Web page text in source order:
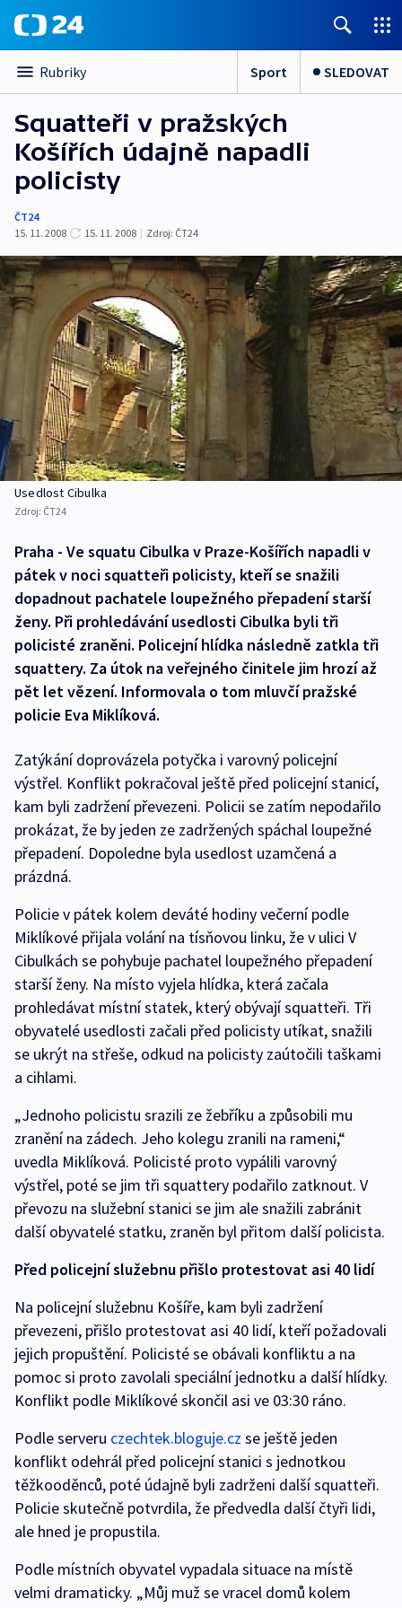
Rubriky Sport SLEDOVAT
Squatteři v pražských
Košířích údajně napadli
policisty
ČT24
15. 11. 2008
15. 11. 2008 | Zdroj: ČT24
Usedlost Cibulka
Zdroj: ČT24
Praha - Ve squatu Cibulka v Praze-Košířích napadli v
pátek v noci squatteři policisty, kteří se snažili
dopadnout pachatele loupežného přepadení starší
ženy. Při prohledávání usedlosti Cibulka byli tři
policisté zraněni. Policejní hlídka následně zatkla tři
squattery. Za útok na veřejného činitele jim hrozí až
pět let vězení. Informovala o tom mluvčí pražské
policie Eva Miklíková.
Zatýkání doprovázela potyčka i varovný policejní
výstřel. Konflikt pokračoval ještě před policejní stanicí,
kam byli zadržení převezeni. Policii se zatím nepodařilo
prokázat, že by jeden ze zadržených spáchal loupežné
přepadení. Dopoledne byla usedlost uzamčená a
prázdná.
Policie v pátek kolem deváté hodiny večerní podle
Miklíkové přijala volání na tísňovou linku, že v ulici V
Cibulkách se pohybuje pachatel loupežného přepadení
starší ženy. Na místo vyjela hlídka, která začala
prohledávat místní statek, který obývají squatteři. Tři
obyvatelé usedlosti začali před policisty utíkat, snažili
se ukrýt na střeše, odkud na policisty zaútočili taškami
a cihlami.
„Jednoho policistu srazili ze žebříku a způsobili mu
zranění na zádech. Jeho kolegu zranili na rameni,“
uvedla Miklíková. Policisté proto vypálili varovný
výstřel, poté se jim tři squattery podařilo zatknout. V
převozu na služební stanici se jim ale snažili zabránit
další obyvatelé statku, zraněn byl přitom další policista.
Před policejní služebnu přišlo protestovat asi 40 lidí
Na policejní služebnu Košíře, kam byli zadržení
převezeni, přišlo protestovat asi 40 lidí, kteří požadovali
jejich propuštění. Policisté se obávali konfliktu a na
pomoc si proto zavolali speciální jednotku a další hlídky.
Konflikt podle Miklíkové skončil asi ve 03:30 ráno.
Podle serveru czechtek.bloguje.cz se ještě jeden
konflikt odehrál před policejní stanici s jednotkou
těžkooděnců, poté údajně byli zadrženi další squatteři.
Policie skutečně potvrdila, že předvedla další čtyři lidi,
ale hned je propustila.
Podle místních obyvatel vypadala situace na místě
velmi dramaticky. „Můj muž se vracel domů kolem